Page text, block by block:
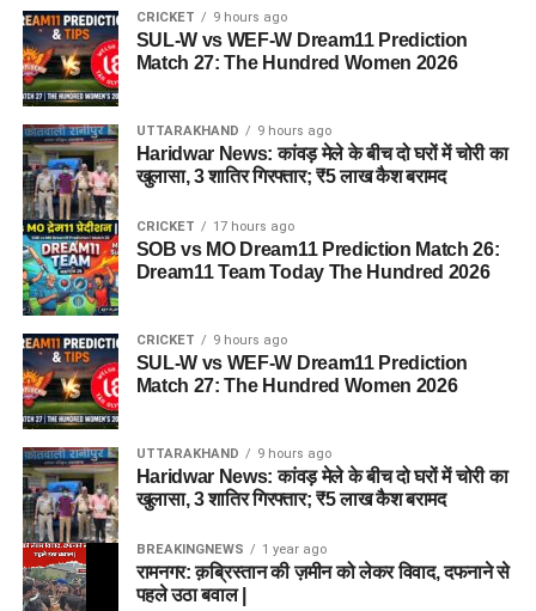
CRICKET 9 hours ago
SUL-W vs WEF-W Dream11 Prediction
Match 27: The Hundred Women 2026
UTTARAKHAND 9 hours ago
Haridwar News: कांवड़ मेले के बीच दो घरों में चोरी का
खुलासा, 3 शातिर गिरफ्तार; ₹5 लाख कैश बरामद
CRICKET 17 hours ago
SOB vs MO Dream11 Prediction Match 26:
Dream11 Team Today The Hundred 2026
CRICKET 9 hours ago
SUL-W vs WEF-W Dream11 Prediction
Match 27: The Hundred Women 2026
UTTARAKHAND 9 hours ago
Haridwar News: कांवड़ मेले के बीच दो घरों में चोरी का
खुलासा, 3 शातिर गिरफ्तार; ₹5 लाख कैश बरामद
BREAKINGNEWS 1 year ago
रामनगर: क़ब्रिस्तान की ज़मीन को लेकर विवाद, दफनाने से
पहले उठा बवाल |